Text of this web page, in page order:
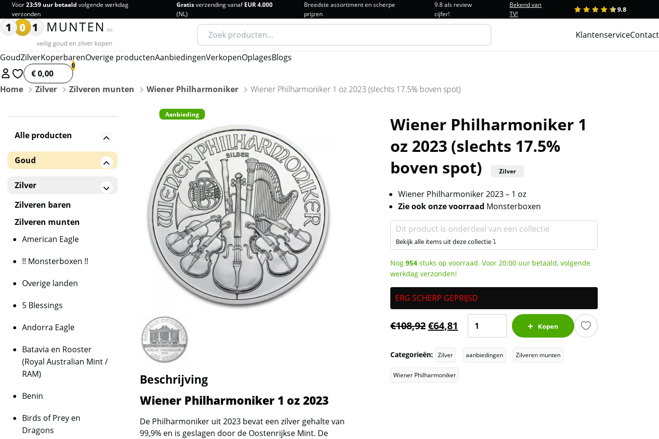
Voor23:59 uur betaald volgende werkdag
verzonden
Gratisverzending vanafEUR 4.000
(NL)
Breedste assortiment en scherpe
prijzen
9.8 als review
cijfer!
Bekend van
TV!
1 2 3 4 5 9.8
Zoeken
naar:
KlantenserviceContact
GoudZilverKoperbarenOverige productenAanbiedingenVerkopenOplagesBlogs
€ 0,00
Home
Zilver Zilveren munten Wiener Philharmoniker Wiener Philharmoniker 1 oz 2023 (slechts 17.5% boven spot)
Aanbieding
Beschrijving
Wiener Philharmoniker 1 oz 2023
De Philharmoniker uit 2023 bevat een zilver gehalte van
99,9% en is geslagen door de Oostenrijkse Mint. De
Wiener Philharmoniker 1
oz 2023 (slechts 17.5%
boven spot)
Zilver
Wiener Philharmoniker 2023 – 1 oz
Zie ook onze voorraad Monsterboxen
Dit product is onderdeel van een collectie
Bekijk alle items uit deze collectie ⤵
Nog954 stuks op voorraad. Voor 20:00 uur betaald, volgende
werkdag verzonden!
ERG SCHERP GEPRIJSD
€108,92€64,81
Philharmoniker
oz
Kopen
Categorieën: Zilver aanbiedingen Zilveren munten
Wiener Philharmoniker
Alle producten
Goud
Gouden baren
Zilver
Zilveren baren
Zilveren munten
American Eagle
!! Monsterboxen !!
Overige landen
5 Blessings
Andorra Eagle
Batavia en Rooster
(Royal Australian Mint /
RAM)
Benin
Birds of Prey en
Dragons